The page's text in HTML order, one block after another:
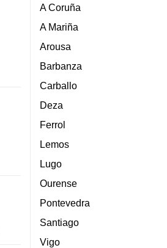
A Coruña
A Mariña
Arousa
Barbanza
Carballo
Deza
Ferrol
Lemos
Lugo
Ourense
Pontevedra
Santiago
Vigo